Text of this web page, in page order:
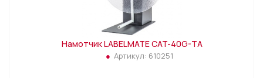
Намотчик LABELMATE CAT-40G-TA
Артикул: 610251